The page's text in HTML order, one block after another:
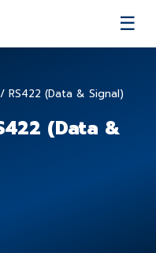
☰
(Data & Signal)
(Data &